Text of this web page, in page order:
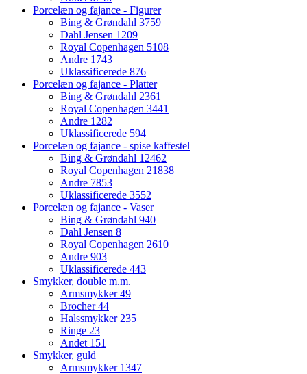
Porcelæn og fajance - Figurer
Bing & Grøndahl 3759
Dahl Jensen 1209
Royal Copenhagen 5108
Andre 1743
Uklassificerede 876
Porcelæn og fajance - Platter
Bing & Grøndahl 2361
Royal Copenhagen 3441
Andre 1282
Uklassificerede 594
Porcelæn og fajance - spise kaffestel
Bing & Grøndahl 12462
Royal Copenhagen 21838
Andre 7853
Uklassificerede 3552
Porcelæn og fajance - Vaser
Bing & Grøndahl 940
Dahl Jensen 8
Royal Copenhagen 2610
Andre 903
Uklassificerede 443
Smykker, double m.m.
Armsmykker49
Brocher44
Halssmykker235
Ringe 23
Andet 151
Smykker, guld
Armsmykker 1347